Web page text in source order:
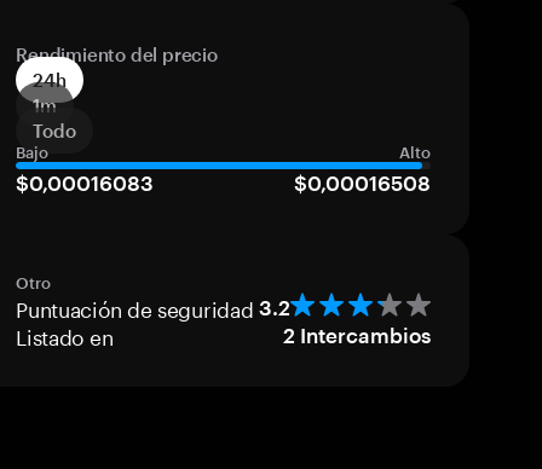
Rendimiento del precio
24h
1m
Todo
Bajo Alto
$0,00016083 $0,00016508
Otro
Puntuación de seguridad 3.2
Listado en 2 Intercambios